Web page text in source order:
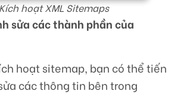
Kích hoạt XML Sitemaps
sửa các thành phần của
hoạt sitemap, bạn có thể tiến
các thông tin bên trong